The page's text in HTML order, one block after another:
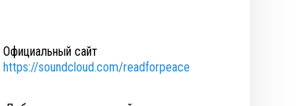
Официальный сайт
https://soundcloud.com/readforpeace